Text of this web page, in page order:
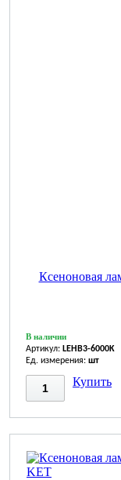
Ксеноновая
В наличии
Артикул: LEHB3-6000K
Ед. измерения: шт
Купить